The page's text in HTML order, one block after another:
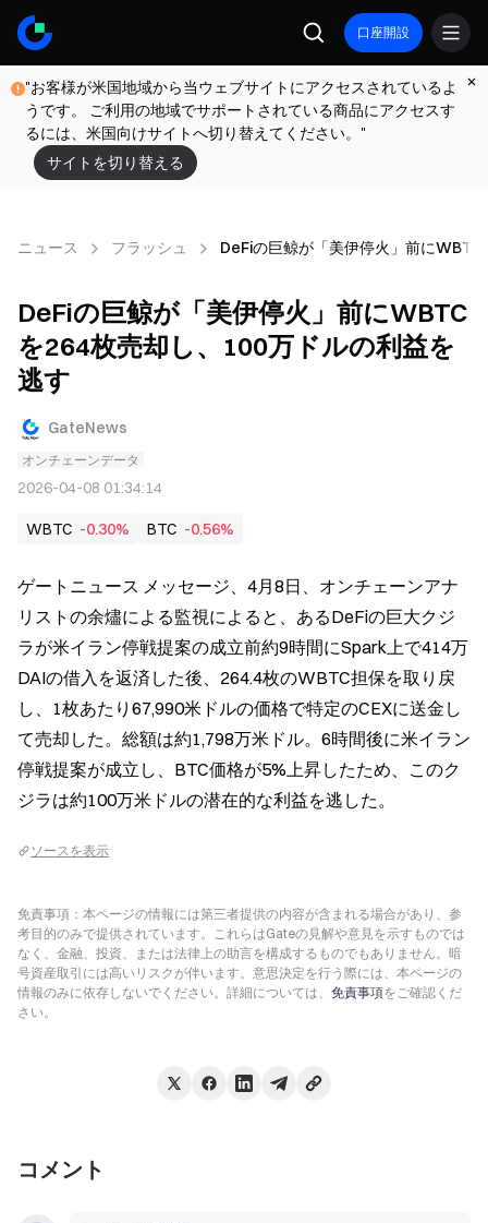
口座開設
"お客様が米国地域から当ウェブサイトにアクセスされているよ
うです。 ご利用の地域でサポートされている商品にアクセスす
るには、米国向けサイトへ切り替えてください。"
サイトを切り替える
ニュース フラッシュ DeFiの巨鲸が「美伊停火」前に
DeFiの巨鲸が「美伊停火」前にWBTC
を264枚売却し、100万ドルの利益を
逃す
GateNews
オンチェーンデータ
2026-04-08 01:34:14
WBTC -0.30% BTC -0.56%
ゲートニュース メッセージ、4月8日、オンチェーンアナ
リストの余燼による監視によると、あるDeFiの巨大クジ
ラが米イラン停戦提案の成立前約9時間にSpark上で414万
DAIの借入を返済した後、264.4枚のWBTC担保を取り戻
し、1枚あたり67,990米ドルの価格で特定のCEXに送金し
て売却した。総額は約1,798万米ドル。6時間後に米イラン
停戦提案が成立し、BTC価格が5%上昇したため、このク
ジラは約100万米ドルの潜在的な利益を逃した。
ソースを表示
免責事項：本ページの情報には第三者提供の内容が含まれる場合があり、参
考目的のみで提供されています。これらはGateの見解や意見を示すものでは
なく、金融、投資、または法律上の助言を構成するものでもありません。暗
号資産取引には高いリスクが伴います。意思決定を行う際には、本ページの
情報のみに依存しないでください。詳細については、 免責事項をご確認くだ
さい。
コメント